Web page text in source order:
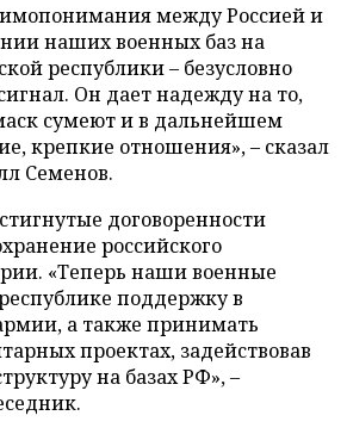
между Россией и
наших военных баз на
республики – безусловно
Он дает надежду на то,
сумеют и в дальнейшем
крепкие отношения», – сказал
Семенов.
договоренности
российского
«Теперь наши военные
поддержку в
а также принимать
проектах, задействовав
на базах РФ», –